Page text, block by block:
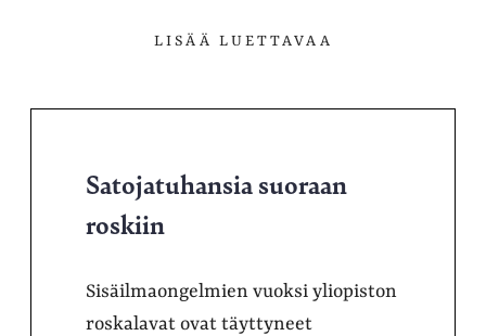
LISÄÄ LUETTAVAA
Satojatuhansia suoraan
roskiin
Sisäilmaongelmien vuoksi yliopiston
roskalavat ovat täyttyneet